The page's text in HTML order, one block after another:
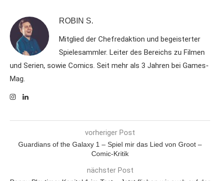
ROBIN S.
Mitglied der Chefredaktion und begeisterter
Spielesammler. Leiter des Bereichs zu Filmen
und Serien, sowie Comics. Seit mehr als 3 Jahren bei Games-
Mag.
vorheriger Post
Guardians of the Galaxy 1 – Spiel mir das Lied von Groot –
Comic-Kritik
nächster Post